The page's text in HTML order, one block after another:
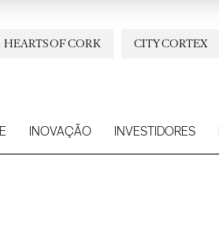
CITY CORTEX
HEARTS OF CORK
INOVAÇÃO INVESTIDORES